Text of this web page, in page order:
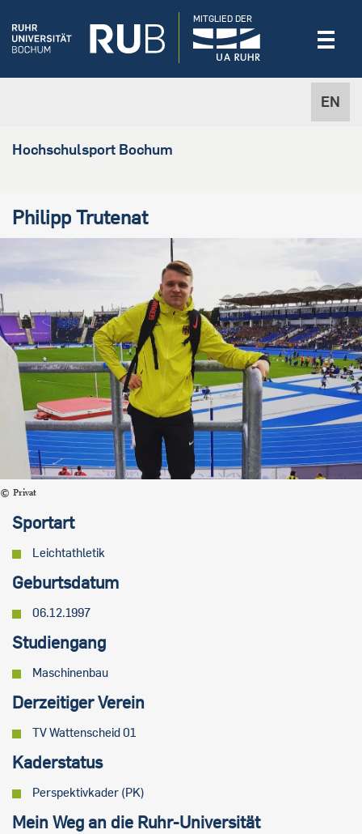
EN
MITGLIED DER
Hochschulsport Bochum
Philipp Trutenat
Privat
Sportart
Leichtathletik
Geburtsdatum
06.12.1997
Studiengang
Maschinenbau
Derzeitiger Verein
TV Wattenscheid 01
Kaderstatus
Perspektivkader (PK)
Mein Weg an die Ruhr-Universität